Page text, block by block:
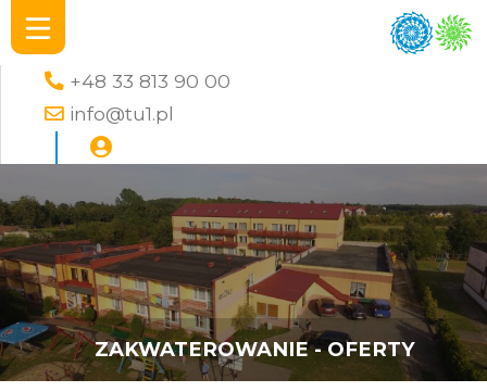
+48 33 813 90 00
info@tu1.pl
ZAKWATEROWANIE - OFERTY